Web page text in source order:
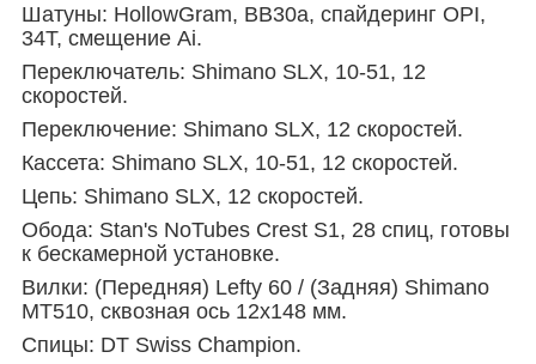
Шатуны: HollowGram, BB30a, спайдеринг OPI,
34T, смещение Ai.
Переключатель: Shimano SLX, 10-51, 12
скоростей.
Переключение: Shimano SLX, 12 скоростей.
Кассета: Shimano SLX, 10-51, 12 скоростей.
Цепь: Shimano SLX, 12 скоростей.
Обода: Stan's NoTubes Crest S1, 28 спиц, готовы
к бескамерной установке.
Вилки: (Передняя) Lefty 60 / (Задняя) Shimano
MT510, сквозная ось 12x148 мм.
Спицы: DT Swiss Champion.